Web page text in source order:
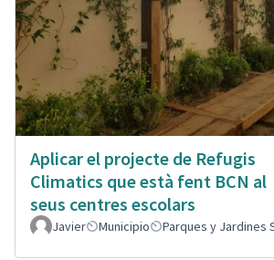
Aplicar el projecte de Refugis
Climatics que està fent BCN al
seus centres escolars
Javier Municipio Parques y Jardines